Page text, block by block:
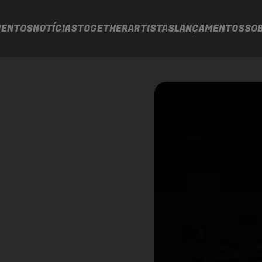
NOTÍCIASTOGETHERARTISTASLANÇAMENTOS